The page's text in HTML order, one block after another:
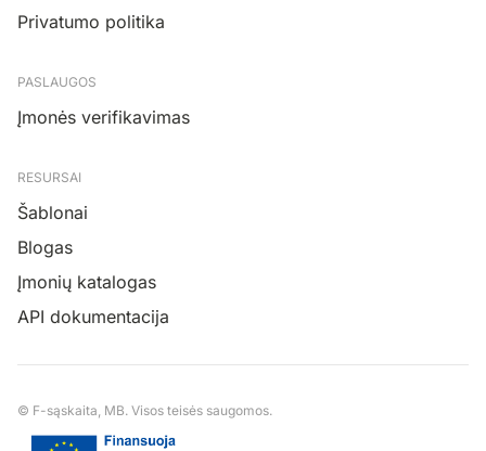
Privatumo politika
PASLAUGOS
Įmonės verifikavimas
RESURSAI
Šablonai
Blogas
Įmonių katalogas
API dokumentacija
© F-sąskaita, MB. Visos teisės saugomos.